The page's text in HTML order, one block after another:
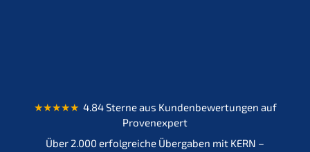
★★★★★ 4.84 Sterne aus Kundenbewertungen auf
Provenexpert
Über 2.000 erfolgreiche Übergaben mit KERN –